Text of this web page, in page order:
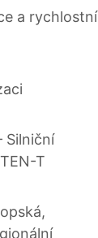
a rychlostní
Silniční
T